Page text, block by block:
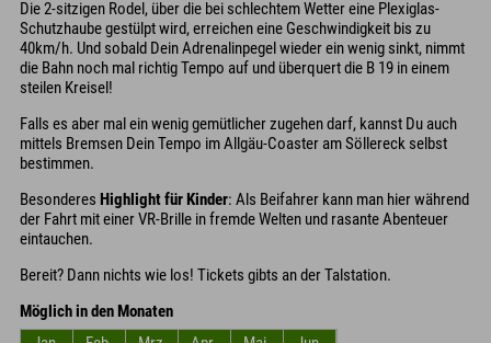
Die 2-sitzigen Rodel, über die bei schlechtem Wetter eine Plexiglas-
Schutzhaube gestülpt wird, erreichen eine Geschwindigkeit bis zu
40km/h. Und sobald Dein Adrenalinpegel wieder ein wenig sinkt, nimmt
die Bahn noch mal richtig Tempo auf und überquert die B 19 in einem
steilen Kreisel!
Falls es aber mal ein wenig gemütlicher zugehen darf, kannst Du auch
mittels Bremsen Dein Tempo im Allgäu-Coaster am Söllereck selbst
bestimmen.
Besonderes Highlight für Kinder: Als Beifahrer kann man hier während
der Fahrt mit einer VR-Brille in fremde Welten und rasante Abenteuer
eintauchen.
Bereit? Dann nichts wie los! Tickets gibts an der Talstation.
Möglich in den Monaten